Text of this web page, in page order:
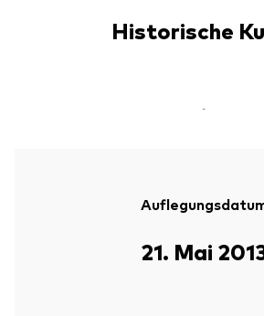
Historische
-
21. Mai